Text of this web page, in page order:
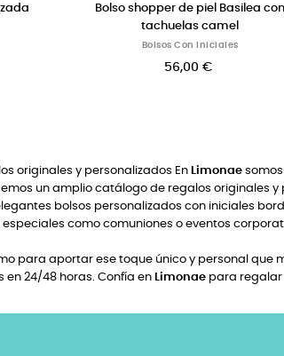
Ojales azul marino Bolso de
originales y personalizados En Limonae
un amplio catálogo de regalos originales
bolsos personalizados con iniciales
como comuniones o eventos
para aportar ese toque único y personal
24/48 horas. Confía en Limonae para regalar